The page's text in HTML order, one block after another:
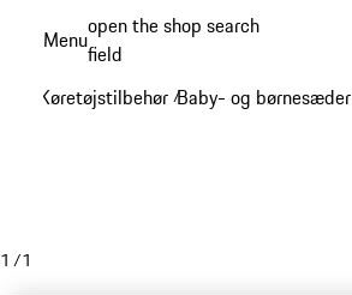
Menuopen the shop search
field
Køretøjstilbehør /Baby- og børnesæder
1 /1